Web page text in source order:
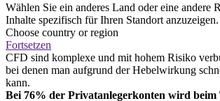
Wählen Sie ein anderes Land oder eine andere
Inhalte spezifisch für Ihren Standort anzuzeigen.
Choose country or region
Fortsetzen
CFD sind komplexe und mit hohem Risiko
bei denen man aufgrund der Hebelwirkung
kann.
Bei 76% der Privatanlegerkonten wird beim